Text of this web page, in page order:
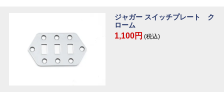
ジャガー スイッチプレート ク
ローム
1,100円 (税込)